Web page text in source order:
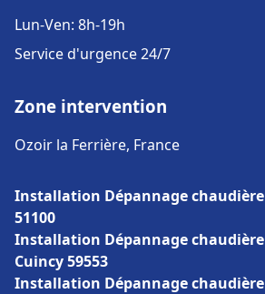
Lun-Ven: 8h-19h
Service d'urgence 24/7
Zone intervention
Ozoir la Ferrière, France
Installation Dépannage
51100
Installation Dépannage
Cuincy 59553
Installation Dépannage